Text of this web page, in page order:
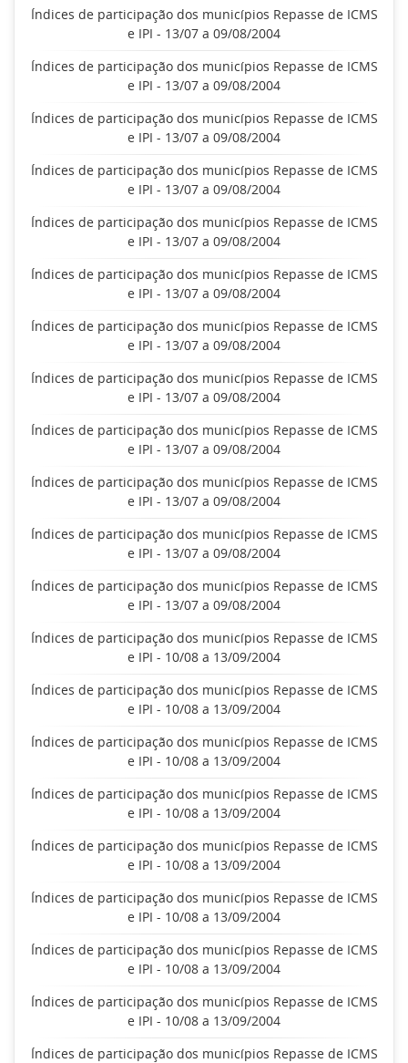
Índices de participação dos municípios Repasse de ICMS
e IPI - 13/07 a 09/08/2004
Índices de participação dos municípios Repasse de ICMS
e IPI - 13/07 a 09/08/2004
Índices de participação dos municípios Repasse de ICMS
e IPI - 13/07 a 09/08/2004
Índices de participação dos municípios Repasse de ICMS
e IPI - 13/07 a 09/08/2004
Índices de participação dos municípios Repasse de ICMS
e IPI - 13/07 a 09/08/2004
Índices de participação dos municípios Repasse de ICMS
e IPI - 13/07 a 09/08/2004
Índices de participação dos municípios Repasse de ICMS
e IPI - 13/07 a 09/08/2004
Índices de participação dos municípios Repasse de ICMS
e IPI - 13/07 a 09/08/2004
Índices de participação dos municípios Repasse de ICMS
e IPI - 13/07 a 09/08/2004
Índices de participação dos municípios Repasse de ICMS
e IPI - 13/07 a 09/08/2004
Índices de participação dos municípios Repasse de ICMS
e IPI - 13/07 a 09/08/2004
Índices de participação dos municípios Repasse de ICMS
e IPI - 13/07 a 09/08/2004
Índices de participação dos municípios Repasse de ICMS
e IPI - 10/08 a 13/09/2004
Índices de participação dos municípios Repasse de ICMS
e IPI - 10/08 a 13/09/2004
Índices de participação dos municípios Repasse de ICMS
e IPI - 10/08 a 13/09/2004
Índices de participação dos municípios Repasse de ICMS
e IPI - 10/08 a 13/09/2004
Índices de participação dos municípios Repasse de ICMS
e IPI - 10/08 a 13/09/2004
Índices de participação dos municípios Repasse de ICMS
e IPI - 10/08 a 13/09/2004
Índices de participação dos municípios Repasse de ICMS
e IPI - 10/08 a 13/09/2004
Índices de participação dos municípios Repasse de ICMS
e IPI - 10/08 a 13/09/2004
Índices de participação dos municípios Repasse de ICMS